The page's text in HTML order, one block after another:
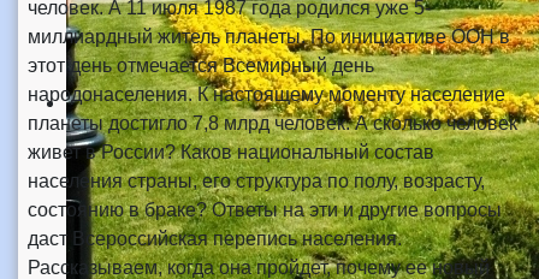
человек. А 11 июля 1987 года родился уже 5-
миллиардный житель планеты. По инициативе ООН в
этот день отмечается Всемирный день
народонаселения. К настоящему моменту население
планеты достигло 7,8 млрд человек. А сколько человек
живет в России? Каков национальный состав
населения страны, его структура по полу, возрасту,
состоянию в браке? Ответы на эти и другие вопросы
даст Всероссийская перепись населения.
Рассказываем, когда она пройдет, почему ее новый